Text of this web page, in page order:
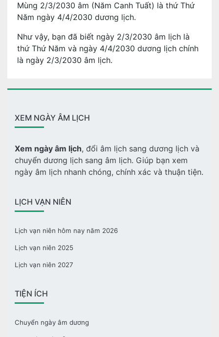
Mùng 2/3/2030 âm (Năm Canh Tuất) là thứ Thứ
Năm ngày 4/4/2030 dương lịch.
Như vậy, bạn đã biết ngày 2/3/2030 âm lịch là
thứ Thứ Năm và ngày 4/4/2030 dương lịch chính
là ngày 2/3/2030 âm lịch.
XEM NGÀY ÂM LỊCH
Xem ngày âm lịch, đổi âm lịch sang dương lịch và
chuyển dương lịch sang âm lịch. Giúp bạn xem
ngày âm lịch nhanh chóng, chính xác và thuận tiện.
LỊCH VẠN NIÊN
Lịch vạn niên hôm nay năm 2026
Lịch vạn niên 2025
Lịch vạn niên 2027
TIỆN ÍCH
Chuyển ngày âm dương